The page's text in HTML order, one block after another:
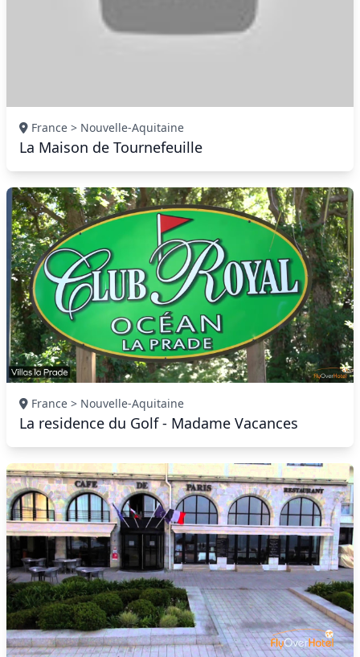
France > Nouvelle-Aquitaine
La Maison de Tournefeuille
France > Nouvelle-Aquitaine
La residence du Golf - Madame Vacances